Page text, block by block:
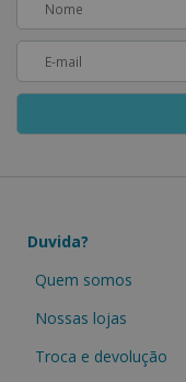
Duvida?
Quem somos
Nossas lojas
Troca e devolução